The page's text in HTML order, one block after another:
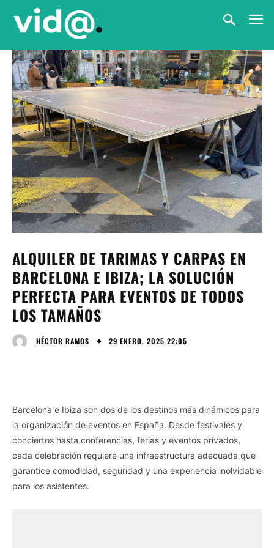
ALQUILER DE TARIMAS Y CARPAS EN
BARCELONA E IBIZA; LA SOLUCIÓN
PERFECTA PARA EVENTOS DE TODOS
LOS TAMAÑOS
HÉCTOR RAMOS 29 ENERO, 2025 22:05
Barcelona e Ibiza son dos de los destinos más dinámicos para
la organización de eventos en España. Desde festivales y
conciertos hasta conferencias, ferias y eventos privados,
cada celebración requiere una infraestructura adecuada que
garantice comodidad, seguridad y una experiencia inolvidable
para los asistentes.